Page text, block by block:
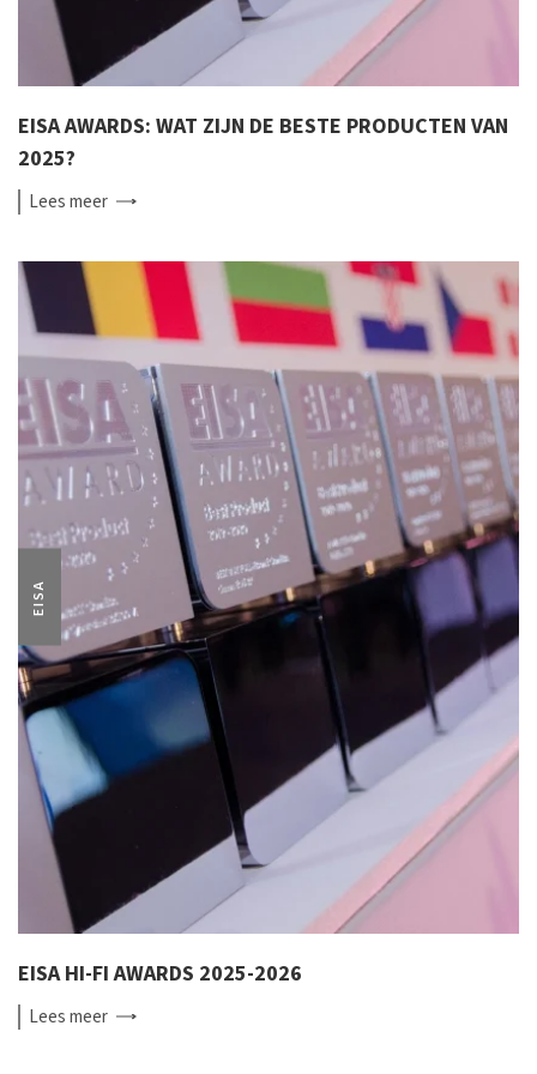
EISA AWARDS: WAT ZIJN DE BESTE PRODUCTEN VAN
2025?
Leesmeer
EISA
EISA HI-FI AWARDS 2025-2026
Leesmeer